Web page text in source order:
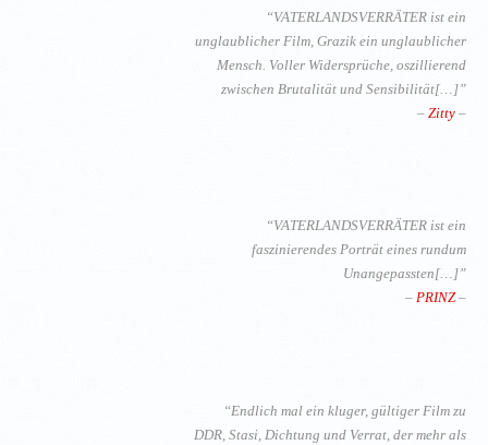
“VATERLANDSVERRÄTER ist ein
unglaublicher Film, Grazik ein unglaublicher
Mensch. Voller Widersprüche, oszillierend
zwischen Brutalität und Sensibilität[…]”
– Zitty –
“VATERLANDSVERRÄTER ist ein
faszinierendes Porträt eines rundum
Unangepassten[…]”
– PRINZ–
“Endlich mal ein kluger, gültiger Film zu
DDR, Stasi, Dichtung und Verrat, der mehr als